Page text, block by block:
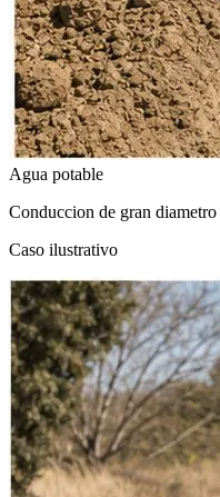
Agua potable
Conduccion de gran diametro
Caso ilustrativo